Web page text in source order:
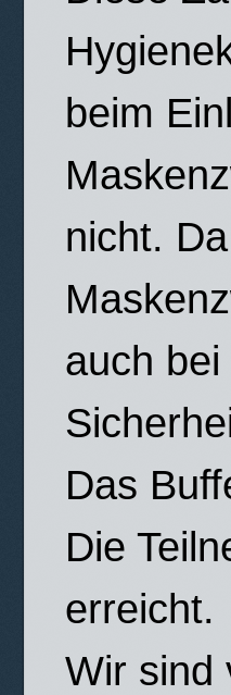
beim
nicht.
auch
Das
Die
erreicht.
Wir sind